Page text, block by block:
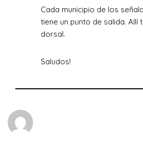
Cada municipio de los
tiene un punto de salida. Allí
dorsal.
Saludos!